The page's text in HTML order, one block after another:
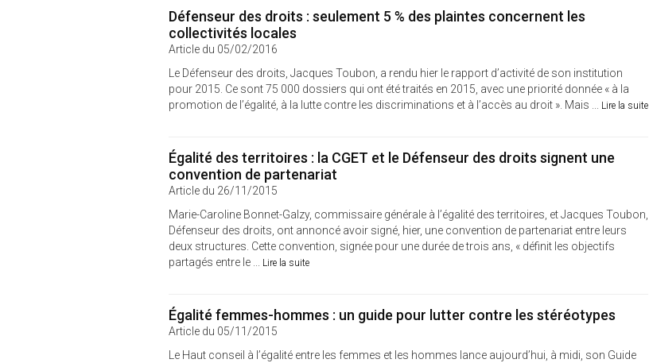
Défenseur des droits : seulement 5 % des plaintes concernent les
collectivités locales
Article du 05/02/2016
Le Défenseur des droits, Jacques Toubon, a rendu hier le rapport d’activité de son institution
pour 2015. Ce sont 75 000 dossiers qui ont été traités en 2015, avec une priorité donnée « à la
promotion de l’égalité, à la lutte contre les discriminations et à l’accès au droit ». Mais ...
Lire la suite
Égalité des territoires : la CGET et le Défenseur des droits signent une
convention de partenariat
Article du 26/11/2015
Marie-Caroline Bonnet-Galzy, commissaire générale à l’égalité des territoires, et Jacques Toubon,
Défenseur des droits, ont annoncé avoir signé, hier, une convention de partenariat entre leurs
deux structures. Cette convention, signée pour une durée de trois ans, « définit les objectifs
partagés entre le ...
Lire la suite
Égalité femmes-hommes : un guide pour lutter contre les stéréotypes
Article du 05/11/2015
Le Haut conseil à l’égalité entre les femmes et les hommes lance aujourd’hui, à midi, son Guide